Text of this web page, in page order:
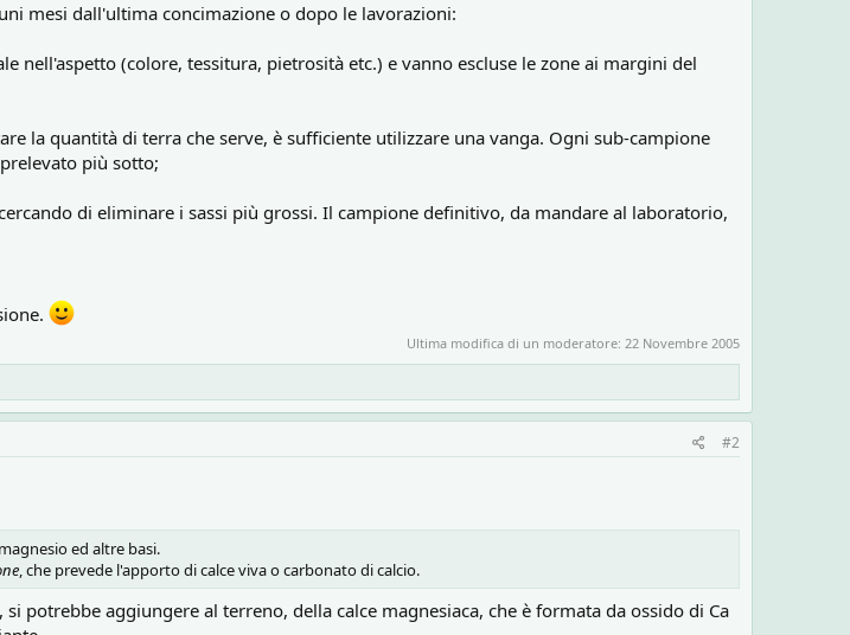
mesi dall'ultima concimazione o dopo le lavorazioni:
nell'aspetto (colore, tessitura, pietrosità etc.) e vanno escluse le zone ai margini del
la quantità di terra che serve, è sufficiente utilizzare una vanga. Ogni sub-campione
più sotto;
di eliminare i sassi più grossi. Il campione definitivo, da mandare al laboratorio,
Ultima modifica di un moderatore: 22 Novembre 2005
#2
ed altre basi.
, che prevede l'apporto di calce viva o carbonato di calcio.
potrebbe aggiungere al terreno, della calce magnesiaca, che è formata da ossido di Ca